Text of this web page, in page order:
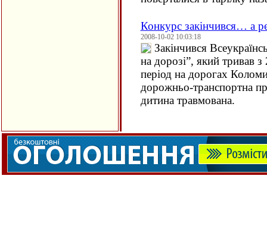
Конкурс закінчився… а
2008-10-02 10:03:18
Закінчився
на дорозі”, який тривав
період на дорогах
дорожньо-транспортна
дитина травмована.